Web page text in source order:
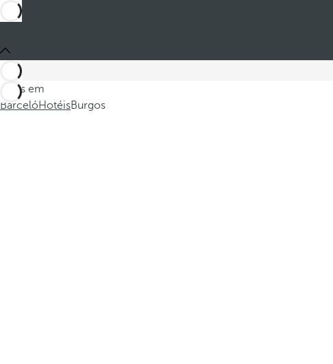
Estes em
BarcelóHotéisBurgos